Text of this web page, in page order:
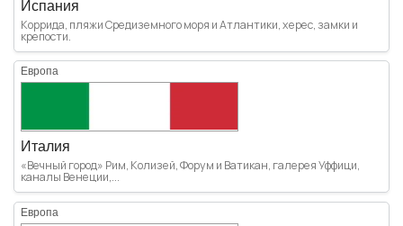
Испания
Коррида, пляжи Средиземного моря и Атлантики, херес, замки и
крепости.
Европа
Италия
«Вечный город» Рим, Колизей, Форум и Ватикан, галерея Уффици,
каналы Венеции,...
Европа